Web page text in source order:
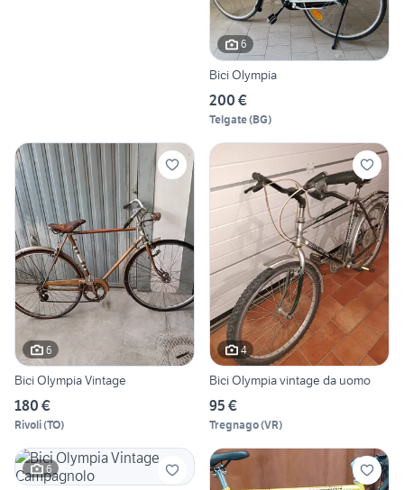
6
Bici Olympia
200 €
Telgate(BG)
6
Bici Olympia Vintage
180 €
Rivoli(TO)
4
Bici Olympia vintage da uomo
95 €
Tregnago(VR)
6